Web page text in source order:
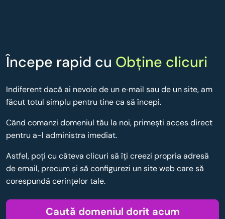
Începe rapid cu Obține clicuri
Indiferent dacă ai nevoie de un e‑mail sau de un site, am
făcut totul simplu pentru tine ca să începi.
Când comanzi domeniul tău la noi, primești acces direct
pentru a-l administra imediat.
Astfel, poţi cu câteva clicuri să îţi creezi propria adresă
de email, precum şi să configurezi un site web care să
corespundă cerinţelor tale.
Caută domeniul dorit acum